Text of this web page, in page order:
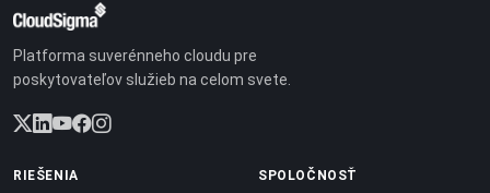
Platforma suverénneho cloudu pre
poskytovateľov služieb na celom svete.
RIEŠENIA SPOLOČNOSŤ